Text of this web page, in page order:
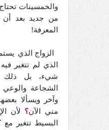
والخمسينات
من جديد بعد أن
المعرفة!
الزواج الذي
الذي لم تتغير
شيء، بل ذلك
الشجاعة
وآخر ويسألا
مني الآن؟ لأن
البسيط تتغير